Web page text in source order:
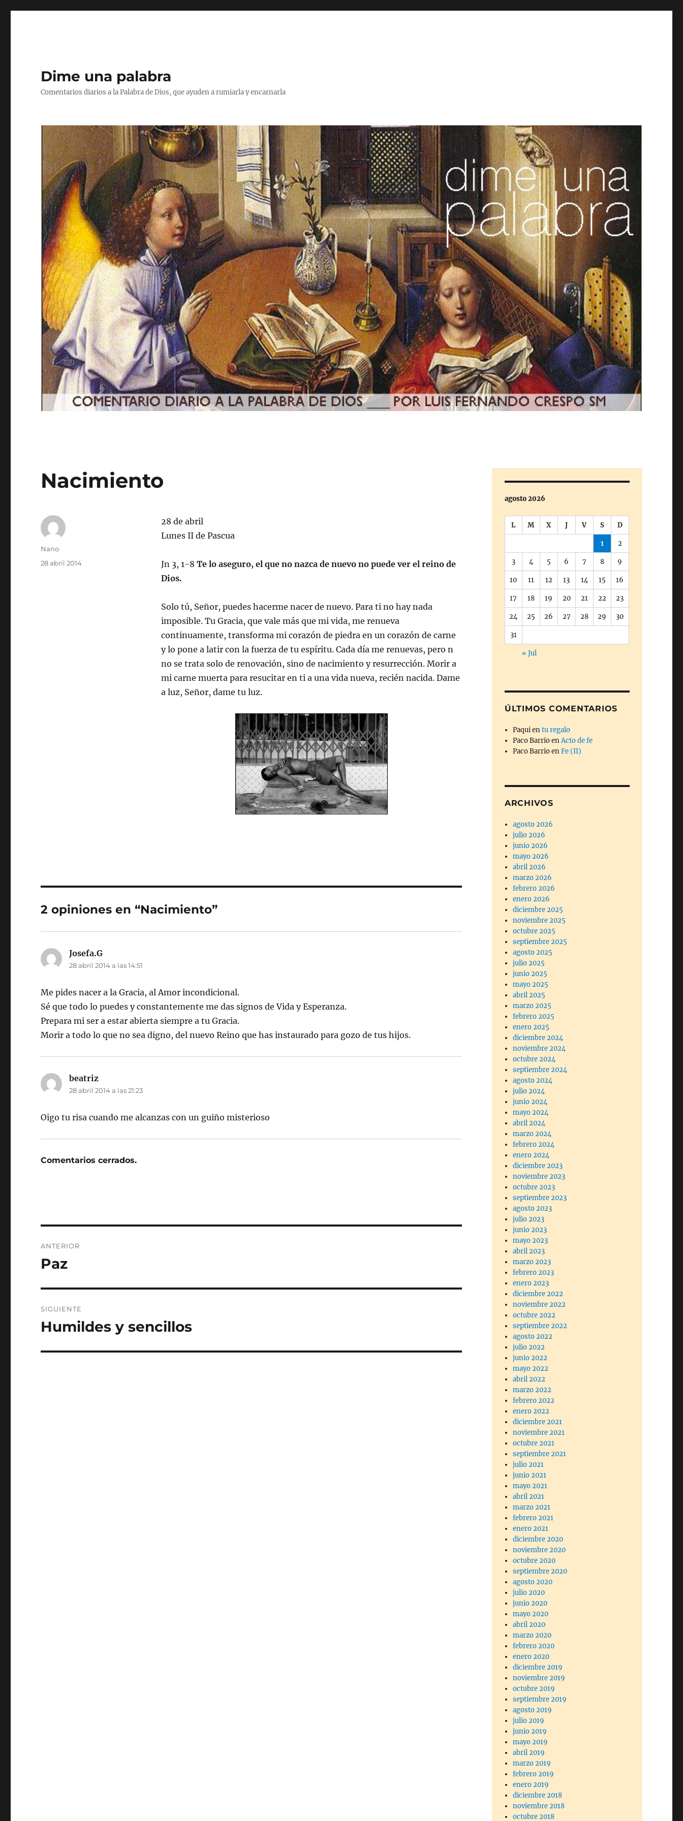
Dime una palabra
Comentarios diarios a la Palabra de Dios, que ayuden a rumiarla y encarnarla
Nacimiento
28 de abril
Lunes II de Pascua
Jn 3, 1-8 Te lo aseguro, el que no nazca de nuevo no puede ver el reino de
Dios.
Solo tú, Señor, puedes hacerme nacer de nuevo. Para ti no hay nada
imposible. Tu Gracia, que vale más que mi vida, me renueva
continuamente, transforma mi corazón de piedra en un corazón de carne
y lo pone a latir con la fuerza de tu espíritu. Cada día me renuevas, pero n
no se trata solo de renovación, sino de nacimiento y resurrección. Morir a
mi carne muerta para resucitar en ti a una vida nueva, recién nacida. Dame
a luz, Señor, dame tu luz.
Autor
Nano
Publicado
28 abril 2014
2 opiniones en “Nacimiento”
Josefa.G
28 abril 2014 a las 14:51
Me pides nacer a la Gracia, al Amor incondicional.
Sé que todo lo puedes y constantemente me das signos de Vida y Esperanza.
Prepara mi ser a estar abierta siempre a tu Gracia.
Morir a todo lo que no sea digno, del nuevo Reino que has instaurado para gozo de tus hijos.
beatriz
28 abril 2014 a las 21:23
Oigo tu risa cuando me alcanzas con un guiño misterioso
Comentarios cerrados.
de
ANTERIOR
Entrada
Paz
SIGUIENTE
Entrada
Humildes y sencillos
agosto 2026
L M X J V S D
1 2
3 4 5 6 7 8 9
10 11 12 13 14 15 16
17 18 19 20 21 22 23
24 25 26 27 28 29 30
31
« Jul
ÚLTIMOS COMENTARIOS
Paquientu regalo
Paco BarrioenActo de fe
Paco BarrioenFe (II)
ARCHIVOS
agosto 2026
julio 2026
junio 2026
mayo 2026
abril 2026
marzo 2026
febrero 2026
enero 2026
diciembre 2025
noviembre 2025
octubre 2025
septiembre 2025
agosto 2025
julio 2025
junio 2025
mayo 2025
abril 2025
marzo 2025
febrero 2025
enero 2025
diciembre 2024
noviembre 2024
octubre 2024
septiembre 2024
agosto 2024
julio 2024
junio 2024
mayo 2024
abril 2024
marzo 2024
febrero 2024
enero 2024
diciembre 2023
noviembre 2023
octubre 2023
septiembre 2023
agosto 2023
julio 2023
junio 2023
mayo 2023
abril 2023
marzo 2023
febrero 2023
enero 2023
diciembre 2022
noviembre 2022
octubre 2022
septiembre 2022
agosto 2022
julio 2022
junio 2022
mayo 2022
abril 2022
marzo 2022
febrero 2022
enero 2022
diciembre 2021
noviembre 2021
octubre 2021
septiembre 2021
julio 2021
junio 2021
mayo 2021
abril 2021
marzo 2021
febrero 2021
enero 2021
diciembre 2020
noviembre 2020
octubre 2020
septiembre 2020
agosto 2020
julio 2020
junio 2020
mayo 2020
abril 2020
marzo 2020
febrero 2020
enero 2020
diciembre 2019
noviembre 2019
octubre 2019
septiembre 2019
agosto 2019
julio 2019
junio 2019
mayo 2019
abril 2019
marzo 2019
febrero 2019
enero 2019
diciembre 2018
noviembre 2018
octubre 2018